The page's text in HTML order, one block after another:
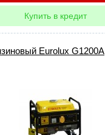
Купить в кредит
Eurolux G1200A